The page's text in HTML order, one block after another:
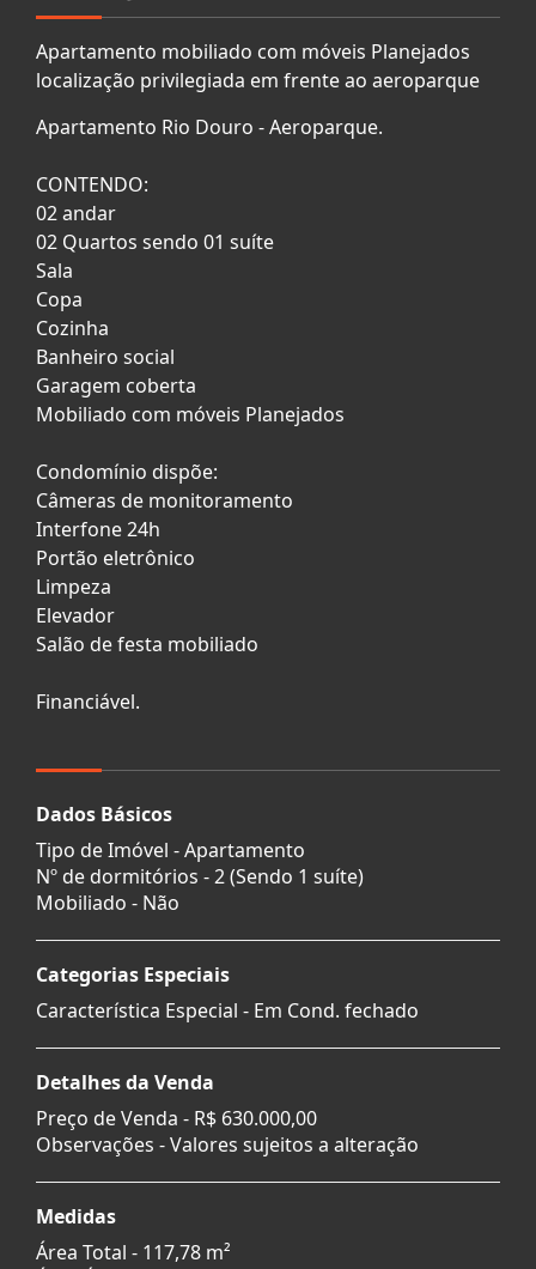
Apartamento mobiliado com móveis Planejados
localização privilegiada em frente ao aeroparque
Apartamento Rio Douro - Aeroparque.
CONTENDO:
02 andar
02 Quartos sendo 01 suíte
Sala
Copa
Cozinha
Banheiro social
Garagem coberta
Mobiliado com móveis Planejados
Condomínio dispõe:
Câmeras de monitoramento
Interfone 24h
Portão eletrônico
Limpeza
Elevador
Salão de festa mobiliado
Financiável.
Dados Básicos
Tipo de Imóvel - Apartamento
Nº de dormitórios - 2 (Sendo 1 suíte)
Mobiliado - Não
Categorias Especiais
Característica Especial - Em Cond. fechado
Detalhes da Venda
Preço de Venda - R$ 630.000,00
Observações - Valores sujeitos a alteração
Medidas
Área Total - 117,78 m²